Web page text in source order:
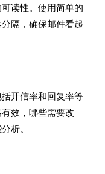
读性。使用简单的
隔，确保邮件看起
开信率和回复率等
效，哪些需要改
析。